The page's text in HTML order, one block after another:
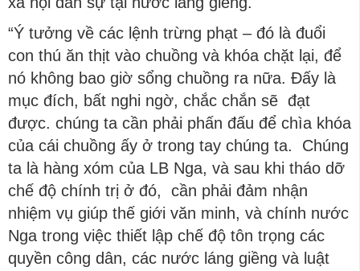
“Ý tưởng về các lệnh trừng phạt – đó là đuổi
con thú ăn thịt vào chuồng và khóa chặt lại, để
nó không bao giờ sổng chuồng ra nữa. Đấy là
mục đích, bất nghi ngờ, chắc chắn sẽ đạt
được. chúng ta cần phải phấn đấu để chìa khóa
của cái chuồng ấy ở trong tay chúng ta. Chúng
ta là hàng xóm của LB Nga, và sau khi tháo dỡ
chế độ chính trị ở đó, cần phải đảm nhận
nhiệm vụ giúp thế giới văn minh, và chính nước
Nga trong việc thiết lập chế độ tôn trọng các
quyền công dân, các nước láng giềng và luật